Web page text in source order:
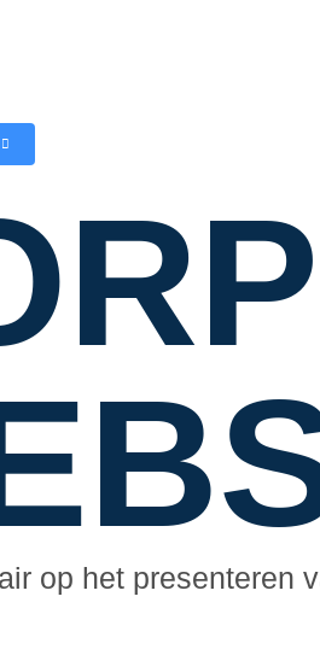
op het presenteren